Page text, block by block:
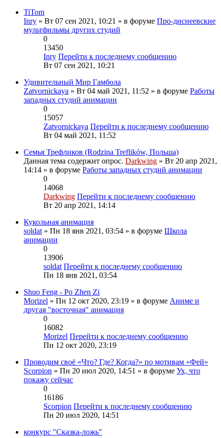
TiTom
Inry » Вт 07 сен 2021, 10:21 » в форуме Про-диснеевские
мультфильмы других студий
0
13450
Inry Перейти к последнему сообщению
Вт 07 сен 2021, 10:21
Удивительный Мир Гамбола
Zatvornickaya » Вт 04 май 2021, 11:52 » в форуме Работы
западных студий анимации
0
15057
Zatvornickaya Перейти к последнему сообщению
Вт 04 май 2021, 11:52
Семья Трефликов (Rodzina Treflików, Польша)
Данная тема содержит опрос. Darkwing » Вт 20 апр 2021,
14:14 » в форуме Работы западных студий анимации
0
14068
Darkwing Перейти к последнему сообщению
Вт 20 апр 2021, 14:14
Кукольная анимация
soldat » Пн 18 янв 2021, 03:54 » в форуме Школа
анимации
0
13906
soldat Перейти к последнему сообщению
Пн 18 янв 2021, 03:54
Shuo Feng - Po Zhen Zi
Morizel » Пн 12 окт 2020, 23:19 » в форуме Аниме и
другая "восточная" анимация
0
16082
Morizel Перейти к последнему сообщению
Пн 12 окт 2020, 23:19
Проводим своё «Что? Где? Когда?» по мотивам «Фей»
Scorpion » Пн 20 июл 2020, 14:51 » в форуме Ух, что
покажу сейчас
0
16186
Scorpion Перейти к последнему сообщению
Пн 20 июл 2020, 14:51
конкурс "Сказка-ложь"